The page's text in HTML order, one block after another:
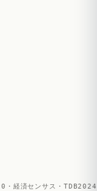
・経済センサス・TDB2024